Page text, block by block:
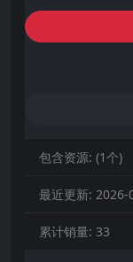
包含资源: (1个)
最近更新: 2026-
累计销量: 33